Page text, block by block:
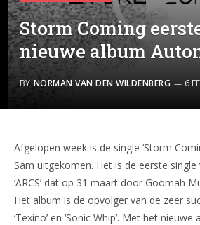
Storm Coming
nieuwe album
BY NORMAN VAN DEN WILDENBERG 6
Afgelopen week is de single ‘Storm
Sam uitgekomen. Het is de eerste
‘ARCS’ dat op 31 maart door Goomah
Het album is de opvolger van de zeer
‘Texino’ en ‘Sonic Whip’. Met het